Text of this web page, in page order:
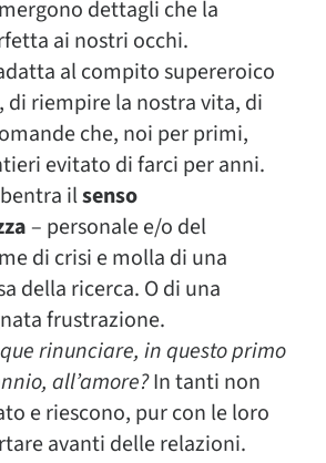
dettagli che la
ai nostri occhi.
al compito supereroico
riempire la nostra vita, di
che, noi per primi,
evitato di farci per anni.
ilsenso
– personale e/o del
di crisi e molla di una
della ricerca. O di una
frustrazione.
rinunciare, in questo primo
all’amore?In tanti non
e riescono, pur con le loro
avanti delle relazioni.